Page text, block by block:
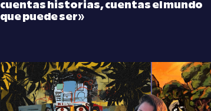
cuentas historias, cuentas el mundo
que puede ser»